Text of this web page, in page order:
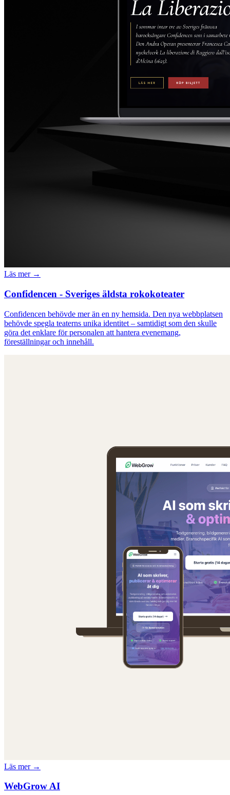
Läs mer →
Confidencen - Sveriges äldsta rokokoteater
Confidencen behövde mer än en ny hemsida. Den nya webbplatsen
behövde spegla teaterns unika identitet – samtidigt som den skulle
göra det enklare för personalen att hantera evenemang,
föreställningar och innehåll.
Läs mer →
WebGrow AI